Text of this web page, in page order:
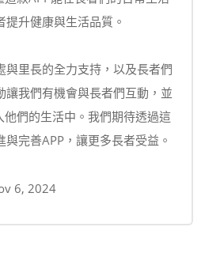
升健康與生活品質。
與里長的全力支持，以及長者們
讓我們有機會與長者們互動，並
他們的生活中。我們期待透過這
完善APP，讓更多長者受益。
6, 2024